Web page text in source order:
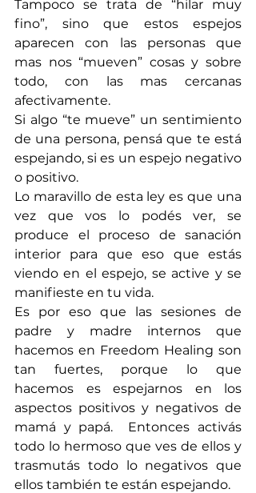
Tampoco se trata de “hilar muy
fino”, sino que estos espejos
aparecen con las personas que
mas nos “mueven” cosas y sobre
todo, con las mas cercanas
afectivamente.
Si algo “te mueve” un sentimiento
de una persona, pensá que te está
espejando, si es un espejo negativo
o positivo.
Lo maravillo de esta ley es que una
vez que vos lo podés ver, se
produce el proceso de sanación
interior para que eso que estás
viendo en el espejo, se active y se
manifieste en tu vida.
Es por eso que las sesiones de
padre y madre internos que
hacemos en Freedom Healing son
tan fuertes, porque lo que
hacemos es espejarnos en los
aspectos positivos y negativos de
mamá y papá.  Entonces activás
todo lo hermoso que ves de ellos y
trasmutás todo lo negativos que
ellos también te están espejando.